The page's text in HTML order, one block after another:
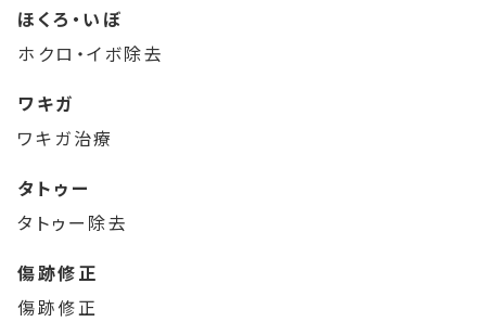
ほくろ・いぼ
ホクロ・イボ除去
ワキガ
ワキガ治療
タトゥー
タトゥー除去
傷跡修正
傷跡修正